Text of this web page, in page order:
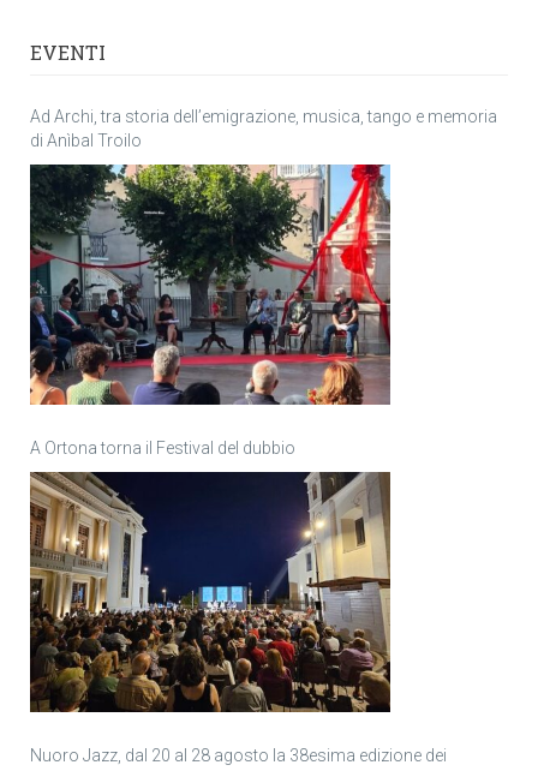
EVENTI
Ad Archi, tra storia dell’emigrazione, musica, tango e memoria
di Anìbal Troilo
A Ortona torna il Festival del dubbio
Nuoro Jazz, dal 20 al 28 agosto la 38esima edizione dei